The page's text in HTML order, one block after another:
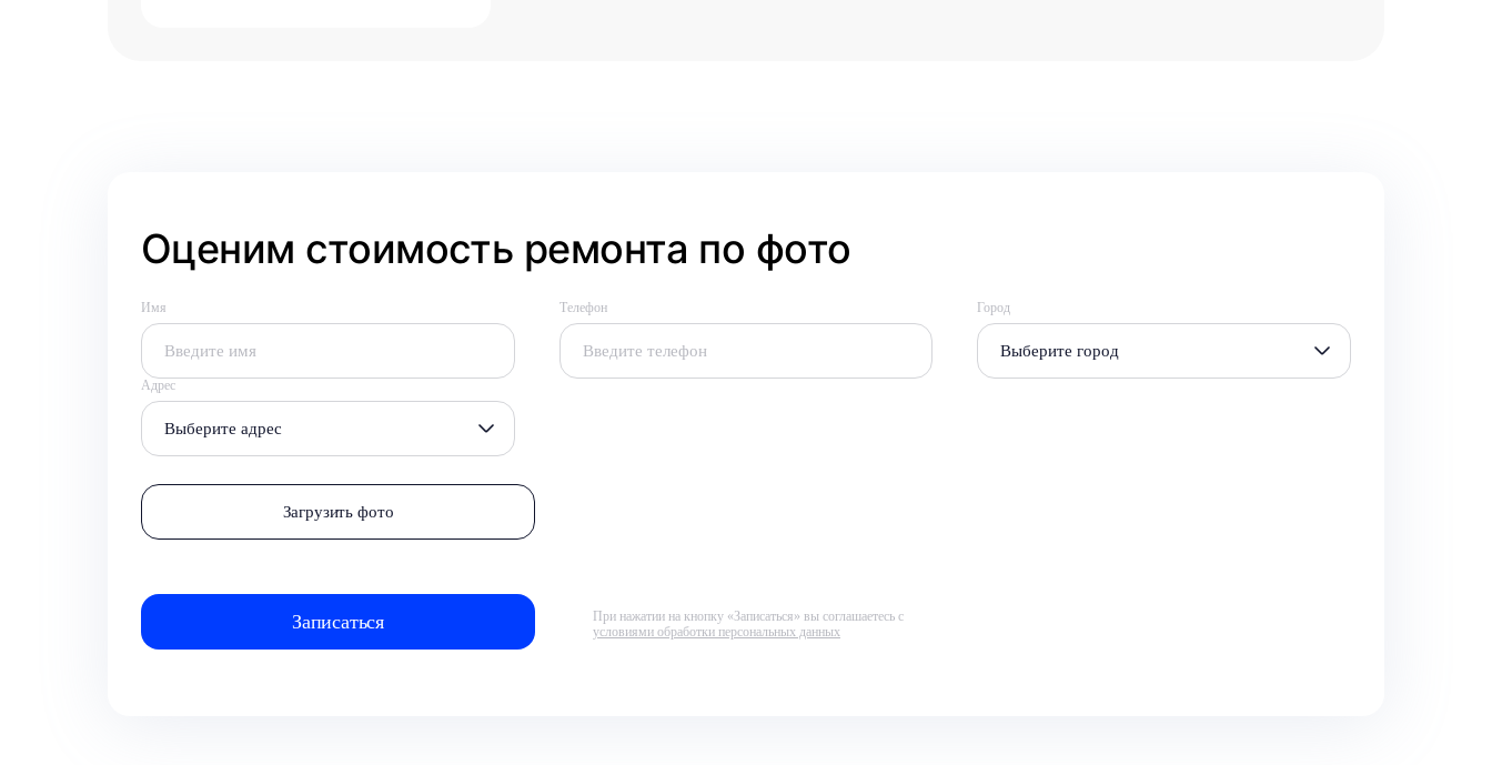
Оценим стоимость ремонта по фото
Имя Телефон Город
Выберите город
Адрес
Выберите адрес
Загрузить фото
При нажатии на кнопку «Записаться» вы соглашаетесь с
условиями обработки персональных данных